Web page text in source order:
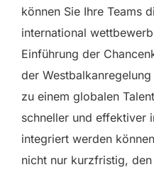
können Sie Ihre Teams
international
Einführung der
der
zu einem globalen
schneller und effektiver
integriert werden
nicht nur kurzfristig,